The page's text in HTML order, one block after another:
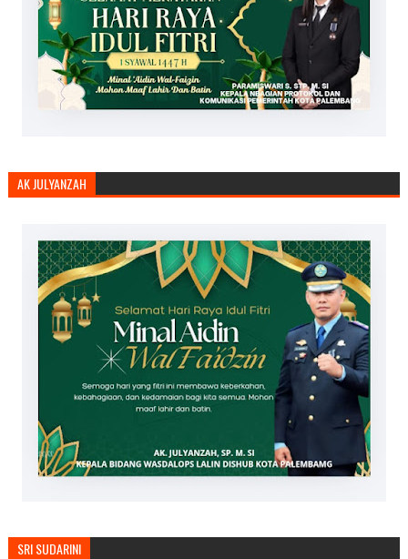
AK JULYANZAH
SRI SUDARINI